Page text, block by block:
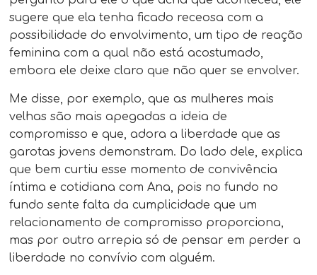
sugere que ela tenha ficado receosa com a
possibilidade do envolvimento, um tipo de reação
feminina com a qual não está acostumado,
embora ele deixe claro que não quer se envolver.
Me disse, por exemplo, que as mulheres mais
velhas são mais apegadas a ideia de
compromisso e que, adora a liberdade que as
garotas jovens demonstram. Do lado dele, explica
que bem curtiu esse momento de convivência
íntima e cotidiana com Ana, pois no fundo no
fundo sente falta da cumplicidade que um
relacionamento de compromisso proporciona,
mas por outro arrepia só de pensar em perder a
liberdade no convívio com alguém.